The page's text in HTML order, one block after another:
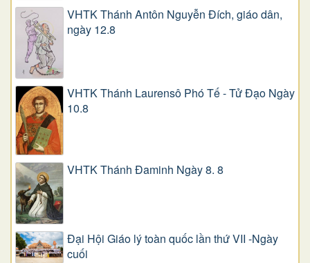
VHTK Thánh Antôn Nguyễn Ðích, giáo dân,
ngày 12.8
VHTK Thánh Laurensô Phó Tế - Tử Đạo Ngày
10.8
VHTK Thánh Đaminh Ngày 8. 8
Đại Hội Giáo lý toàn quốc lần thứ VII -Ngày
cuối